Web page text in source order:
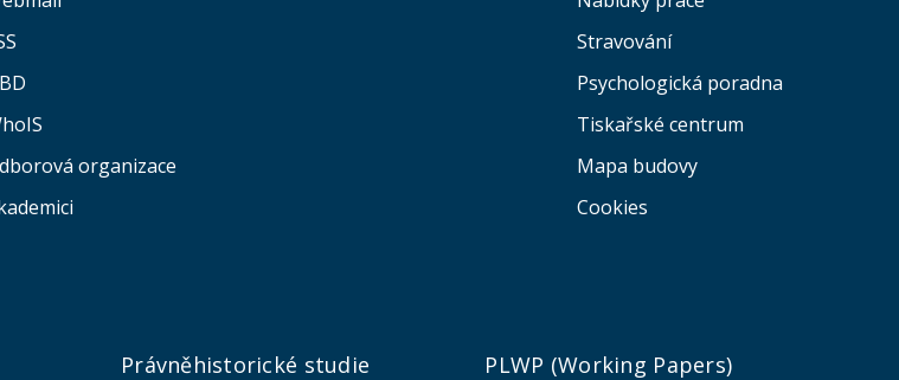
organizace
Stravování
Psychologická poradna
Tiskařské centrum
Mapa budovy
Cookies
Právněhistorické studie PLWP (Working Papers)